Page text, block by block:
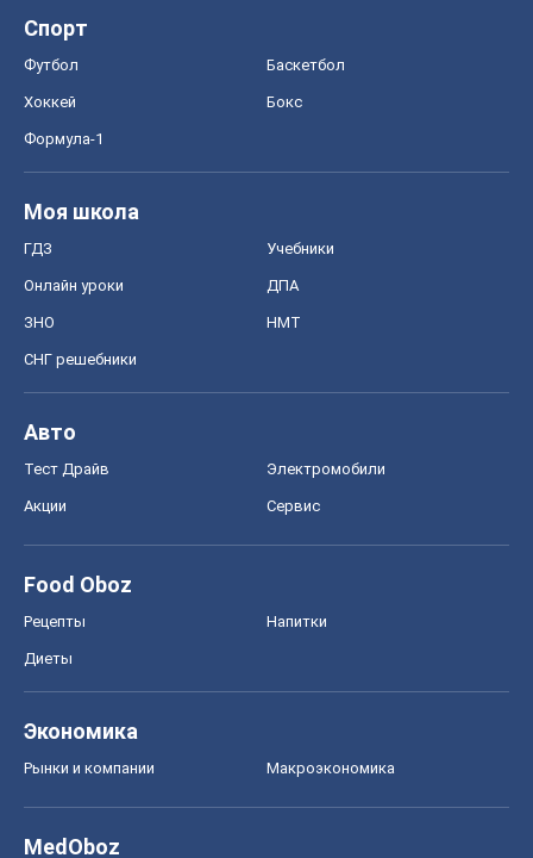
Спорт
Футбол Баскетбол
Хоккей Бокс
Формула-1
Моя школа
ГДЗ Учебники
Онлайн уроки ДПА
ЗНО НМТ
СНГ решебники
Авто
Тест Драйв Электромобили
Акции Сервис
Food Oboz
Рецепты Напитки
Диеты
Экономика
Рынки и компании Mакроэкономика
MedOboz